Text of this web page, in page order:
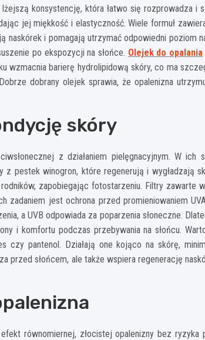
konsystencję, która łatwo się rozprowadza i
jej miękkość i elastyczność. Wiele formuł
i pomagają utrzymać odpowiedni poziom
po ekspozycji na słońce. Olejek do opalania
wzmacnia barierę hydrolipidową skóry, co ma
dobrany olejek sprawia, że opalenizna
skóry
z działaniem pielęgnacyjnym. W ich
z pestek winogron, które regenerują i wygładzają
zapobiegając fotostarzeniu. Filtry zawarte
zadaniem jest ochrona przed promieniowaniem
a UVB odpowiada za poparzenia słoneczne.
i komfortu podczas przebywania na słońcu.
czy pantenol. Działają one kojąco na skórę,
przed słońcem, ale także wspiera regenerację
równomiernej, złocistej opalenizny bez ryzyka